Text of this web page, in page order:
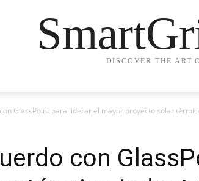
DISCOVER THE ART
GlassPoint para liderar el mayor proyecto solar
con